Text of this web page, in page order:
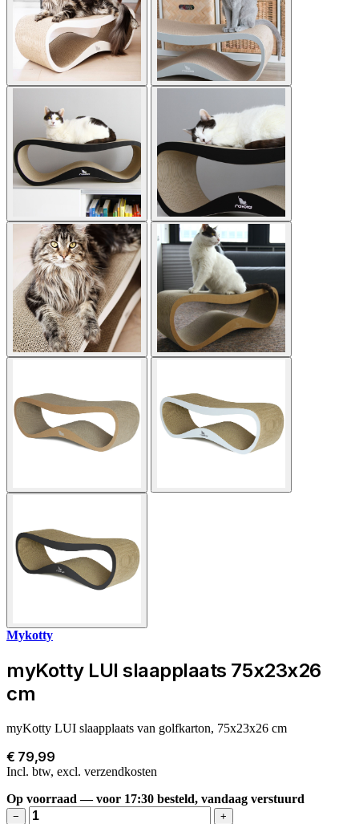
Mykotty
myKotty LUI slaapplaats 75x23x26
cm
myKotty LUI slaapplaats van golfkarton, 75x23x26 cm
€ 79,99
Incl. btw, excl. verzendkosten
Op voorraad — voor 17:30 besteld, vandaag verstuurd
− +